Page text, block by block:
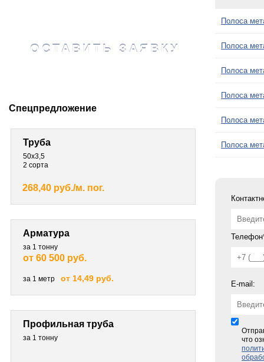
ОСТАВИТЬ ЗАЯВКУ
Спецпредложение
Труба
50х3,5
2 сорта
268,40 руб./м. пог.
Арматура
за 1 тонну
от 60 500 руб.
за 1 метр от 14,49 руб.
Профильная труба
за 1 тонну
Полоса
Полоса
Полоса
Полоса
Полоса
Полоса
E-mail:
что